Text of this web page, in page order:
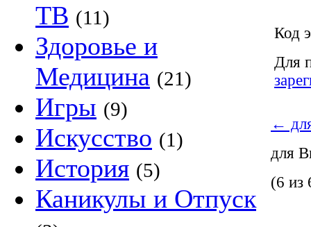
ТВ (11)
Здоровье и
Медицина (21)
Игры (9)
Искусство (1)
История (5)
Каникулы и Отпуск
Код
Для
←
для
(6 из